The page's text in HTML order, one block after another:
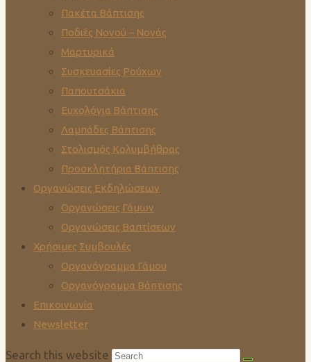
Πακέτα Βάπτισης
Ποδιές Νονού – Νονάς
Μαρτυρικά
Συσκευασίες Ρούχων
Παπουτσάκια
Ευχολόγια Βάπτισης
Λαμπάδες Βάπτισης
Στολισμός Κολυμβήθρας
Προσκλητήρια Βάπτισης
Οργανώσεις Εκδηλώσεων
Οργανώσεις Γάμων
Οργανώσεις Βαπτίσεων
Χρήσιμες Συμβουλές
Οργανόγραμμα Γάμου
Οργανόγραμμα Βάπτισης
Επικοινωνία
Newsletter
Search this website